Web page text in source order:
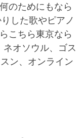
のためにもなら
した歌やピアノ
こちら東京なら
ネオソウル、ゴス
ン、オンライン